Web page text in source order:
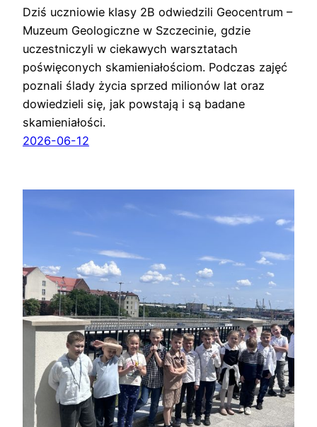
Dziś uczniowie klasy 2B odwiedzili Geocentrum –
Muzeum Geologiczne w Szczecinie, gdzie
uczestniczyli w ciekawych warsztatach
poświęconych skamieniałościom. Podczas zajęć
poznali ślady życia sprzed milionów lat oraz
dowiedzieli się, jak powstają i są badane
skamieniałości.
2026-06-12